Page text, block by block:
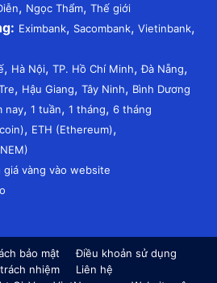
, Ngọc Thẩm, Thế giới
Eximbank, Sacombank, Vietinbank,
, Hà Nội, TP. Hồ Chí Minh,Đà Nẵng,
, Hậu Giang, Tây Ninh, Bình Dương
nay, 1 tuần, 1 tháng, 6 tháng
, ETH (Ethereum),
giá vàng vào website
bảo mật
Điều khoản sử dụng
nhiệm
Liên hệ